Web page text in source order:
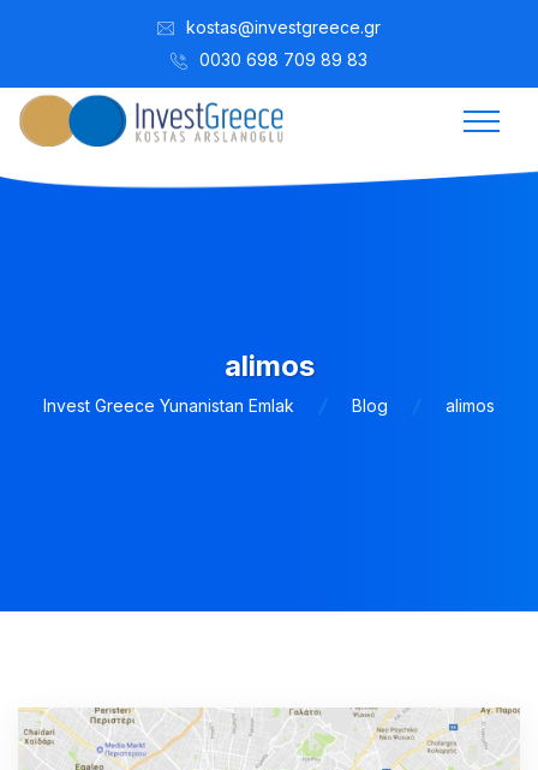
kostas@investgreece.gr
0030 698 709 89 83
alimos
Invest Greece Yunanistan Emlak Blog alimos